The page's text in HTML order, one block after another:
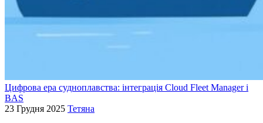
Цифрова ера судноплавства: інтеграція Cloud Fleet Manager і
BAS
23 Грудня 2025 Тетяна